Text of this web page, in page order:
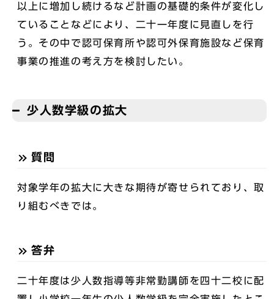
以上に増加し続けるなど計画の基礎的条件が変化し
ていることなどにより、二十一年度に見直しを行
う。その中で認可保育所や認可外保育施設など保育
事業の推進の考え方を検討したい。
少人数学級の拡大
質問
対象学年の拡大に大きな期待が寄せられており、取
り組むべきでは。
答弁
二十年度は少人数指導等非常勤講師を四十二校に配